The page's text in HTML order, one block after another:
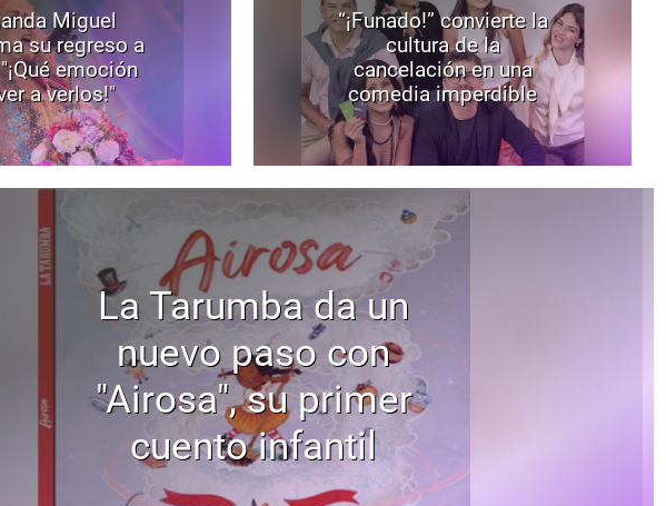
Miguel
su regreso a
emoción
a verlos!"
“¡Funado!” convierte la
cultura de la
cancelación en una
comedia imperdible
La Tarumba da un
nuevo paso con
"Airosa", su primer
cuento infantil